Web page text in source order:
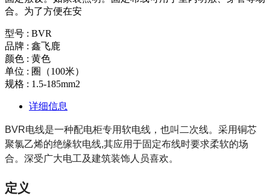
合。为了方便在安
型号 : BVR
品牌 : 鑫飞鹿
颜色 : 黄色
单位 : 圈（100米）
规格 : 1.5-185mm2
详细信息
BVR电线是一种配电柜专用软电线，也叫二次线。采用铜芯
聚氯乙烯的绝缘软电线,其应用于固定布线时要求柔软的场
合。深受广大电工及建筑装饰人员喜欢。
定义